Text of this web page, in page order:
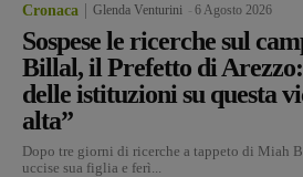
Cronaca Glenda Venturini 6 Agosto 2026
Sospese le ricerche sul
Billal, il Prefetto di
delle istituzioni su questa
alta”
Dopo tre giorni di ricerche a tappeto di Miah
uccise sua figlia e ferì...